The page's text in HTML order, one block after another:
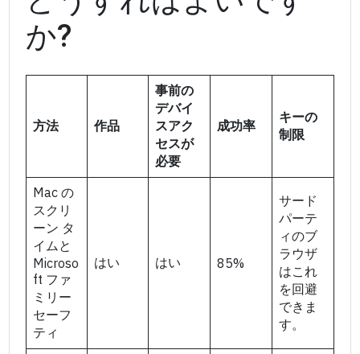
か?
方法 作品
事前の
デバイ
スアク
セスが
必要
成功率
キーの
制限
Mac の
スクリ
ーン タ
イムと
Microso
ft ファ
ミリー
セーフ
ティ
はい はい 85%
サード
パーテ
ィのブ
ラウザ
はこれ
を回避
できま
す。